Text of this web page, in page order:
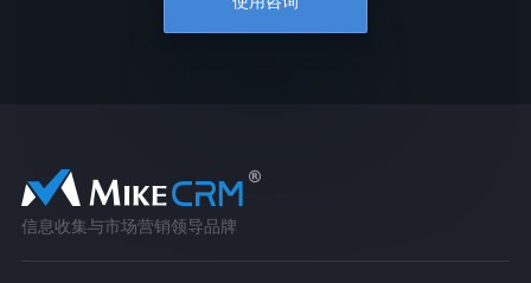
信息收集与市场营销领导品牌